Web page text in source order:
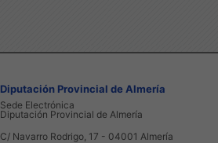
Diputación Provincial de Almería
Sede Electrónica
Diputación Provincial de Almería
C/ Navarro Rodrigo, 17 - 04001 Almería